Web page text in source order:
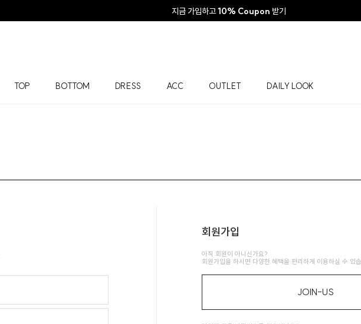
지금 가입하고10% Coupon 받기
TOP BOTTOM DRESS ACC OUTLET DAILY LOOK
회원가입
아직 회원이 아니신가요?
회원가입을 하시면 다양한 혜택을 편리하게 이용하실 수 있
JOIN-US